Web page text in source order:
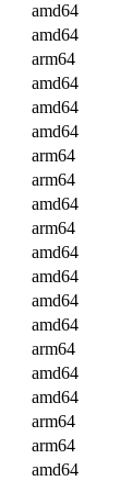
amd64
amd64
arm64
amd64
amd64
amd64
arm64
arm64
amd64
arm64
amd64
amd64
amd64
amd64
arm64
amd64
amd64
arm64
arm64
amd64